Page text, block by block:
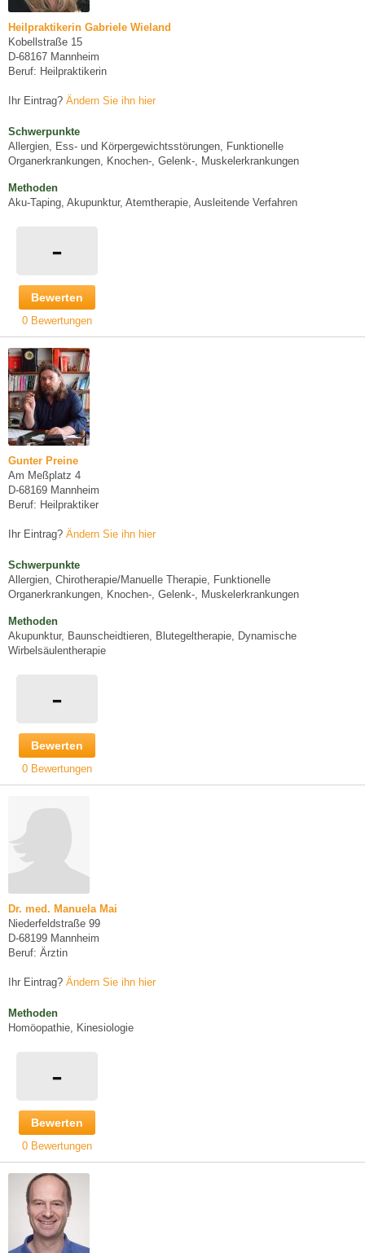
Heilpraktikerin Gabriele Wieland
Kobellstraße 15
D-68167 Mannheim
Beruf: Heilpraktikerin
Ihr Eintrag? Ändern Sie ihn hier
Schwerpunkte
Allergien, Ess- und Körpergewichtsstörungen, Funktionelle
Organerkrankungen, Knochen-, Gelenk-, Muskelerkrankungen
Methoden
Aku-Taping, Akupunktur, Atemtherapie, Ausleitende Verfahren
-
Bewerten
0 Bewertungen
Gunter Preine
Am Meßplatz 4
D-68169 Mannheim
Beruf: Heilpraktiker
Ihr Eintrag? Ändern Sie ihn hier
Schwerpunkte
Allergien, Chirotherapie/Manuelle Therapie, Funktionelle
Organerkrankungen, Knochen-, Gelenk-, Muskelerkrankungen
Methoden
Akupunktur, Baunscheidtieren, Blutegeltherapie, Dynamische
Wirbelsäulentherapie
-
Bewerten
0 Bewertungen
Dr. med. Manuela Mai
Niederfeldstraße 99
D-68199 Mannheim
Beruf: Ärztin
Ihr Eintrag? Ändern Sie ihn hier
Methoden
Homöopathie, Kinesiologie
-
Bewerten
0 Bewertungen